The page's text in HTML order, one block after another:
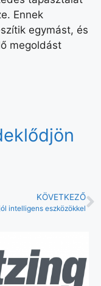
Ennek
egymást, és
megoldást
KÖVETKEZŐ
intelligens eszközökkel